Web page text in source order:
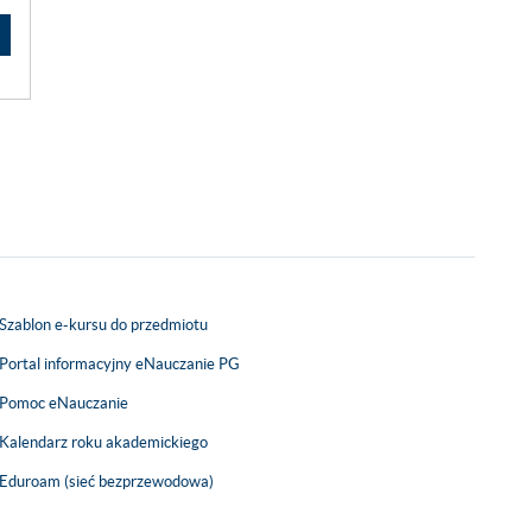
Szablon e-kursu do przedmiotu
Portal informacyjny eNauczanie PG
Pomoc eNauczanie
Kalendarz roku akademickiego
Eduroam (sieć bezprzewodowa)